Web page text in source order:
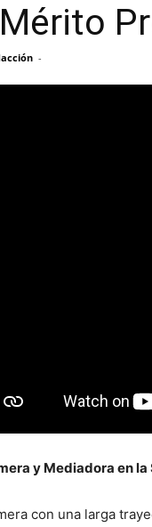
-
y Mediadora en
con una larga